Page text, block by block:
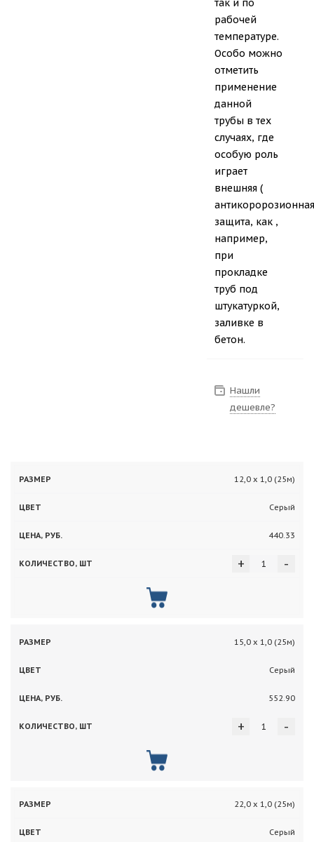
так и по
рабочей
температуре.
Особо можно
отметить
применение
данной
трубы в тех
случаях, где
особую роль
играет
внешняя (
защита, как ,
например,
при
прокладке
труб под
штукатуркой,
заливке в
бетон.
Нашли
дешевле?
12,0 х 1,0 (25м)
Серый
440.33
-
+
15,0 х 1,0 (25м)
Серый
552.90
-
+
22,0 х 1,0 (25м)
Серый